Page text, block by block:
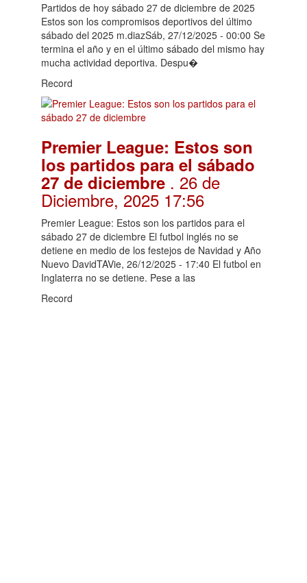
Partidos de hoy sábado 27 de diciembre de 2025
Estos son los compromisos deportivos del último
sábado del 2025 m.diazSáb, 27/12/2025 - 00:00 Se
termina el año y en el último sábado del mismo hay
mucha actividad deportiva. Despu�
Record
Premier League: Estos son
los partidos para el sábado
27 de diciembre . 26 de
Diciembre, 2025 17:56
Premier League: Estos son los partidos para el
sábado 27 de diciembre El futbol inglés no se
detiene en medio de los festejos de Navidad y Año
Nuevo DavidTAVie, 26/12/2025 - 17:40 El futbol en
Inglaterra no se detiene. Pese a las
Record